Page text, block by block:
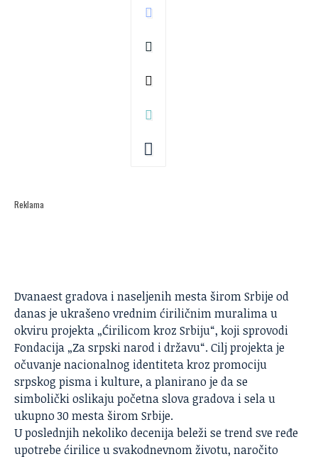
Reklama
Dvanaest gradova i naseljenih mesta širom Srbije od
danas je ukrašeno vrednim ćiriličnim muralima u
okviru projekta „Ćirilicom kroz Srbiju“, koji sprovodi
Fondacija „Za srpski narod i državu“. Cilj projekta je
očuvanje nacionalnog identiteta kroz promociju
srpskog pisma i kulture, a planirano je da se
simbolički oslikaju početna slova gradova i sela u
ukupno 30 mesta širom Srbije.
U poslednjih nekoliko decenija beleži se trend sve ređe
upotrebe ćirilice u svakodnevnom životu, naročito